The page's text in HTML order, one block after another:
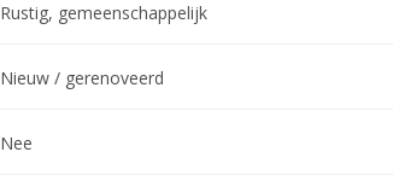
Rustig, gemeenschappelijk
Nieuw / gerenoveerd
Nee